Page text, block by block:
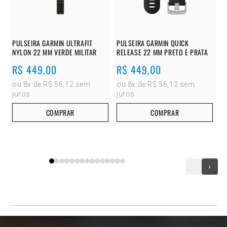
PULSEIRA GARMIN ULTRAFIT
NYLON 22 MM VERDE MILITAR
Preço
normal
R$ 449,00
ou 8x de R$ 56,12 sem
juros
COMPRAR
PULSEIRA GARMIN QUICK
RELEASE 22 MM PRETO E PRATA
Preço
normal
R$ 449,00
ou 8x de R$ 56,12 sem
juros
COMPRAR
›